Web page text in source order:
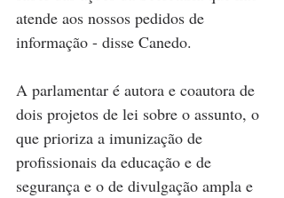
atende aos nossos pedidos de
informação - disse Canedo.
A parlamentar é autora e coautora de
dois projetos de lei sobre o assunto, o
que prioriza a imunização de
profissionais da educação e de
segurança e o de divulgação ampla e